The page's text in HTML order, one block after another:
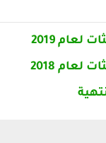
2019
2018